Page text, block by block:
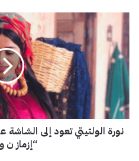
ن
ة
ل
و
ل
ت
نورة الولتيتي تعود إلى الشاشة
“إزماز ن